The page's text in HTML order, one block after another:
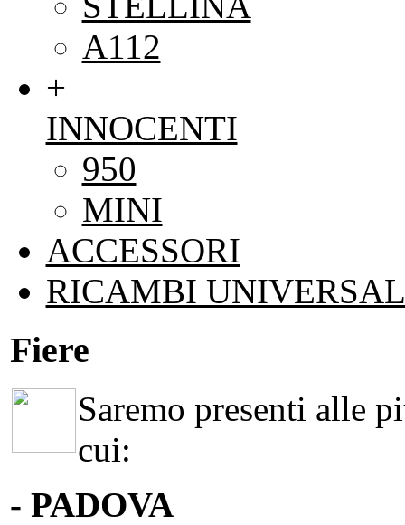
A112
+
INNOCENTI
950
MINI
ACCESSORI
RICAMBI
Fiere
Saremo presenti alle
cui:
- PADOVA